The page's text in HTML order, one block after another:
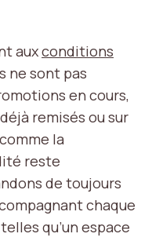
auxconditions
ne sont pas
en cours,
remisés ou sur
la
reste
de toujours
chaque
qu’un espace